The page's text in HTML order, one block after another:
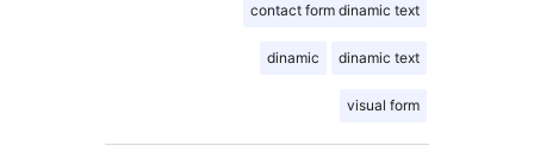
contact form dinamic text
dinamic dinamic text
visual form